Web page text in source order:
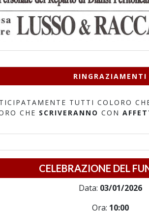
RINGRAZIAMENTI
TUTTI COLORO
CHE SCRIVERANNO CON
CELEBRAZIONE DEL
Data: 03/01/2026
Ora: 10:00